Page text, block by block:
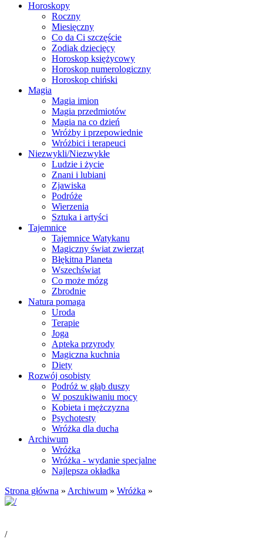
Horoskopy
Roczny
Miesięczny
Co da Ci szczęście
Zodiak dziecięcy
Horoskop księżycowy
Horoskop numerologiczny
Horoskop chiński
Magia
Magia imion
Magia przedmiotów
Magia na co dzień
Wróżby i przepowiednie
Wróżbici i terapeuci
Niezwykli/Niezwykłe
Ludzie i życie
Znani i lubiani
Zjawiska
Podróże
Wierzenia
Sztuka i artyści
Tajemnice
Tajemnice Watykanu
Magiczny świat zwierząt
Błękitna Planeta
Wszechświat
Co może mózg
Zbrodnie
Natura pomaga
Uroda
Terapie
Joga
Apteka przyrody
Magiczna kuchnia
Diety
Rozwój osobisty
Podróż w głąb duszy
W poszukiwaniu mocy
Kobieta i mężczyzna
Psychotesty
Wróżka dla ducha
Archiwum
Wróżka
Wróżka - wydanie specjalne
Najlepsza okładka
Strona główna » Archiwum » Wróżka »
/